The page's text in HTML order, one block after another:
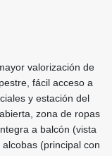
valorización de
fácil acceso a
y estación del
zona de ropas
a balcón (vista
(principal con